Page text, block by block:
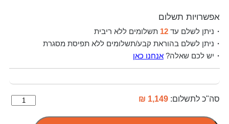
אפשרויות תשלום
ניתן לשלם עד12 תשלומים ללא ריבית
ניתן לשלם בהוראת קבע/תשלומים ללא תפיסת מסגרת
יש לכם שאלה?אנחנו כאן
סה"כ לתשלום: 1,149 ₪